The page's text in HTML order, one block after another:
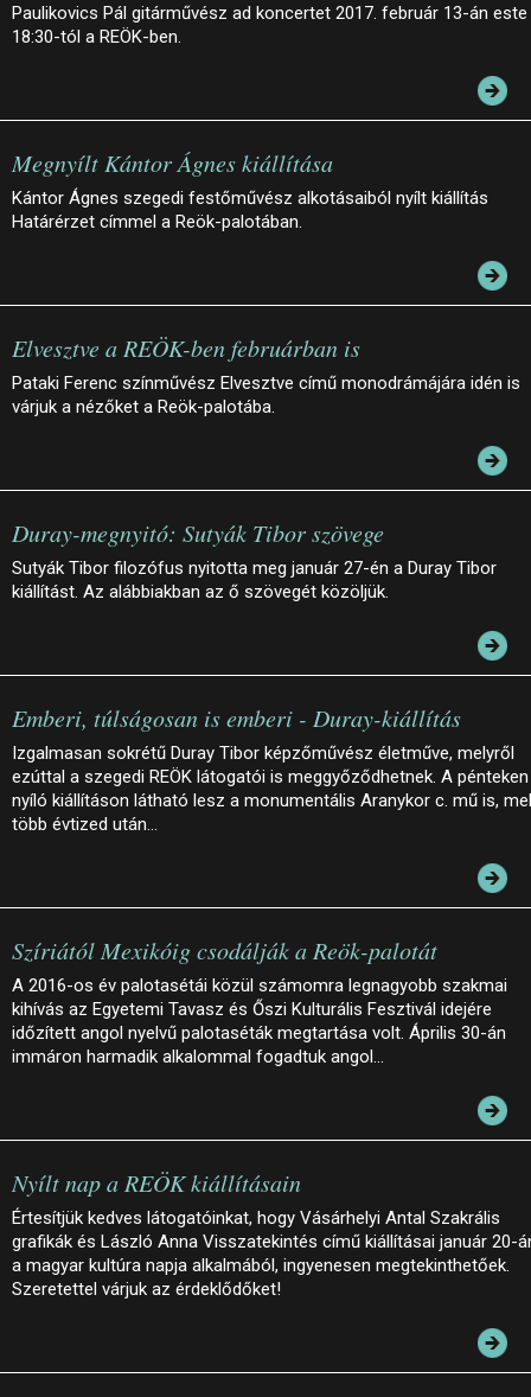
Paulikovics Pál gitárművész ad koncertet 2017. február 13-án este
18:30-tól a REÖK-ben.
Megnyílt Kántor Ágnes kiállítása
Kántor Ágnes szegedi festőművész alkotásaiból nyílt kiállítás
Határérzet címmel a Reök-palotában.
Elvesztve a REÖK-ben februárban is
Pataki Ferenc színművész Elvesztve című monodrámájára idén is
várjuk a nézőket a Reök-palotába.
Duray-megnyitó: Sutyák Tibor szövege
Sutyák Tibor filozófus nyitotta meg január 27-én a Duray Tibor
kiállítást. Az alábbiakban az ő szövegét közöljük.
Emberi, túlságosan is emberi - Duray-kiállítás
Izgalmasan sokrétű Duray Tibor képzőművész életműve, melyről
ezúttal a szegedi REÖK látogatói is meggyőződhetnek. A pénteken
nyíló kiállításon látható lesz a monumentális Aranykor c. mű is,
több évtized után…
Szíriától Mexikóig csodálják a Reök-palotát
A 2016-os év palotasétái közül számomra legnagyobb szakmai
kihívás az Egyetemi Tavasz és Őszi Kulturális Fesztivál idejére
időzített angol nyelvű palotaséták megtartása volt. Április 30-án
immáron harmadik alkalommal fogadtuk angol…
Nyílt nap a REÖK kiállításain
Értesítjük kedves látogatóinkat, hogy Vásárhelyi Antal Szakrális
grafikák és László Anna Visszatekintés című kiállításai január 20-
a magyar kultúra napja alkalmából, ingyenesen megtekinthetőek.
Szeretettel várjuk az érdeklődőket!